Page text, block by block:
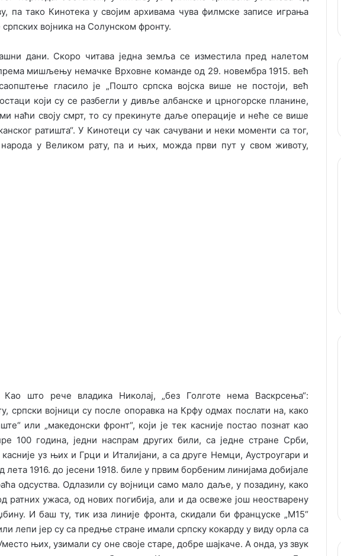
па тако Кинотека у својим архивама чува филмске записе играња
војника на Солунском фронту.
дани. Скоро читава једна земља се изместила пред налетом
мишљењу немачке Врховне команде од 29. новембра 1915. већ
гласило је „Пошто српска војска више не постоји, већ
који су се разбегли у дивље албанске и црногорске планине,
наћи своју смрт, то су прекинуте даље операције и неће се више
ратишта“. У Кинотеци су чак сачувани и неки моменти са тог,
народа у Великом рату, па и њих, можда први пут у свом животу,
што рече владика Николај, „без Голготе нема Васкрсења“:
српски војници су после опоравка на Крфу одмах послати на, како
или „македонски фронт“, који је тек касније постао познат као
100 година, једни наспрам других били, са једне стране Срби,
уз њих и Грци и Италијани, а са друге Немци, Аустроугари и
лета 1916. до јесени 1918. биле у првим борбеним линијама добијале
одсуства. Одлазили су војници само мало даље, у позадину, како
ратних ужаса, од нових погибија, али и да освеже још неостварену
И баш ту, тик иза линије фронта, скидали би француске „М15“
лепи јер су са предње стране имали српску кокарду у виду орла са
њих, узимали су оне своје старе, добре шајкаче. А онда, уз звук